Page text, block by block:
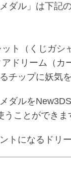
ダル」は下記
ト（くじガシ
ドリーム（カ
チップに妖気
ダルを
うことができま
トになるドリ